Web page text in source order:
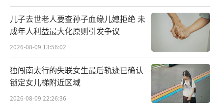
儿子去世老人要查孙子血缘儿媳拒绝 未
成年人利益最大化原则引发争议
2026-08-09 13:56:02
独闯南太行的失联女生最后轨迹已确认
锁定女儿梯附近区域
2026-08-09 22:26:36